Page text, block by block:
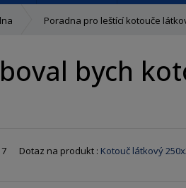
Poradna pro leštící kotouče
bych
Dotaz na produkt : Kotouč látkový